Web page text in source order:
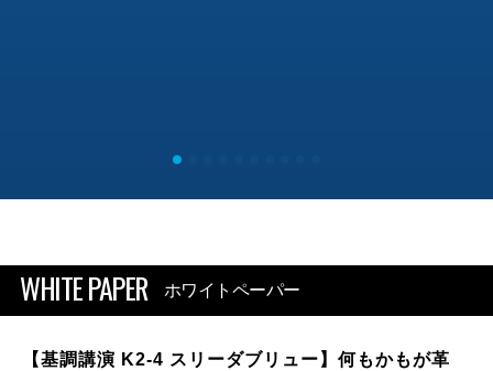
WHITE PAPER ホワイトペーパー
【基調講演 K2-4 スリーダブリュー】何もかもが革